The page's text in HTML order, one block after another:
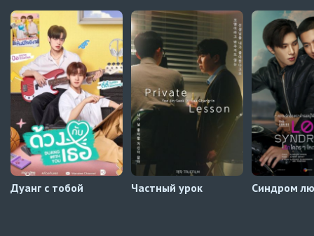
Огонь5 серия
Автосабы русские / украинские
Край горизонта
9 серия
Превью
Край горизонта8 серия
Автосабы русские / украинские
Дуанг с тобой Частный урок Синдром